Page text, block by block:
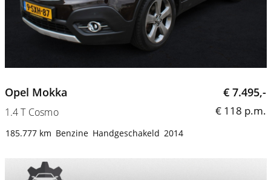
Opel Mokka
1.4 T Cosmo
€ 7.495,-
€ 118 p.m.
185.777 km Benzine Handgeschakeld 2014